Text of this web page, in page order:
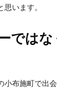
います。
ではな
布施町で出